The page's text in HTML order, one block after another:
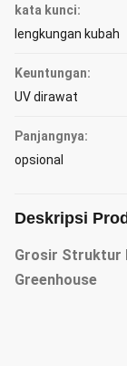
kata kunci:
lengkungan kubah
Keuntungan:
UV dirawat
Panjangnya:
opsional
Deskripsi
Grosir Struktur
Greenhouse